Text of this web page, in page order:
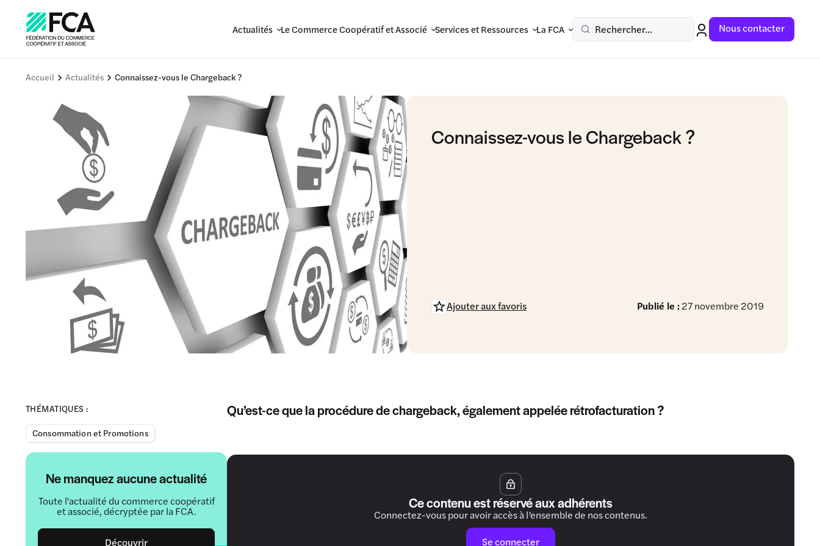
Actualités Le Commerce Coopératif et Associé Services et Ressources La FCA Rechercher... Nous contacter
Accueil Actualités Connaissez-vous le Chargeback ?
Connaissez-vous le Chargeback ?
Publié le :27 novembre 2019
Ajouter aux favoris
THÉMATIQUES :
Consommation et Promotions
Ne manquez aucune actualité
Toute l'actualité du commerce coopératif
et associé, décryptée par la FCA.
Découvrir
Qu’est-ce que la procédure de chargeback, également appelée rétrofacturation ?
Ce contenu est réservé aux adhérents
Connectez-vous pour avoir accès à l’ensemble de nos contenus.
Se connecter